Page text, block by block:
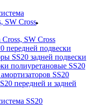
SW Cross
SW Cross
передней подвески
SS20 задней подвески
полиуретановые SS20
SS20
передней и задней
SS20